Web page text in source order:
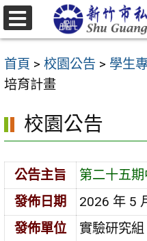
跳
至
要
內
區
首頁 > 校園公告 > 學生
培育計畫
校園公告
公告主旨
第二十五
發佈日期
2026 年 5
發佈單位
實驗研究組
選
單